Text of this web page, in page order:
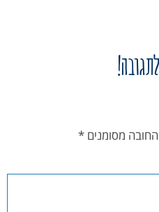
מסומנים *